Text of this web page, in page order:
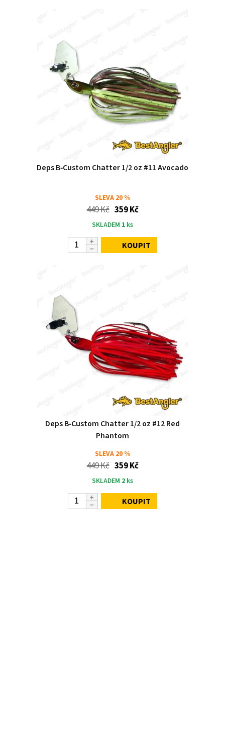
Deps B‑Custom Chatter 1/2 oz #11 Avocado
SLEVA 20 %
449 Kč 359 Kč
SKLADEM 1 ks
KOUPIT
Deps B‑Custom Chatter 1/2 oz #12 Red
Phantom
SLEVA 20 %
449 Kč 359 Kč
SKLADEM 2 ks
KOUPIT